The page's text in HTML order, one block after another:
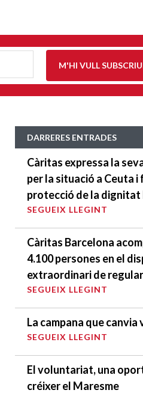
M'HI VULL
DARRERES ENTRADES
Càritas expressa la
per la situació a Ceuta i
protecció de la dignitat
SEGUEIX LLEGINT
Càritas Barcelona
4.100 persones en el
extraordinari de
SEGUEIX LLEGINT
La campana que canvia
SEGUEIX LLEGINT
El voluntariat, una
créixer el Maresme